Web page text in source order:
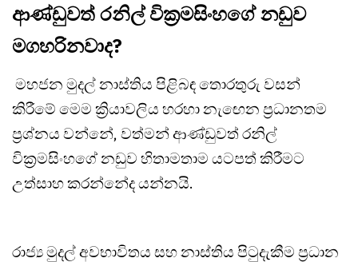
ආණ්ඩුවත් රනිල් වික්‍රමසිංහගේ නඩුව
මගහරිනවාද?
මහජන මුදල් නාස්තිය පිළිබඳ තොරතුරු වසන්
කිරීමේ මෙම ක්‍රියාවලිය හරහා නැඟෙන ප්‍රධානතම
ප්‍රශ්නය වන්නේ, වත්මන් ආණ්ඩුවත් රනිල්
වික්‍රමසිංහගේ නඩුව හිතාමතාම යටපත් කිරීමට
උත්සාහ කරන්නේද යන්නයි.
රාජ්‍ය මුදල් අවභාවිතය සහ නාස්තිය පිටුදැකීම ප්‍රධාන